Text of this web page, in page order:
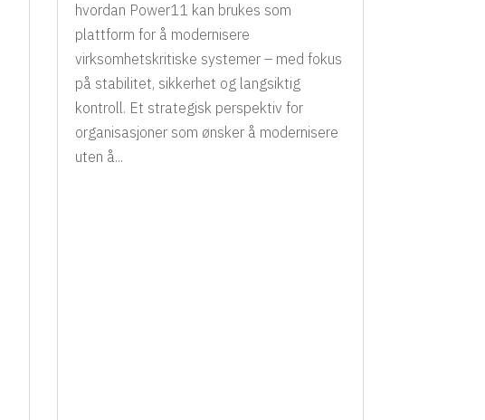
hvordan Power11 kan brukes som
plattform for å modernisere
virksomhetskritiske systemer – med fokus
på stabilitet, sikkerhet og langsiktig
kontroll. Et strategisk perspektiv for
organisasjoner som ønsker å modernisere
uten å...